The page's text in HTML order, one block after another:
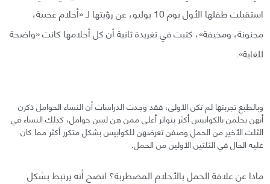
استقبلت طفلها الأول يوم 10 يوليو، عن رؤيتها لـ «أحلام عجيبة،
مجنونة، ومخيفة»، كتبت في تغريدة ثانية أن كل أحلامها كانت «واضحة
للغاية».
وبالطبع تجربتها لم تكن الأولى، فقد وجدت الدراسات أن النساء الحوامل ذكرن
أنهن يحلمن بالكوابيس أكثر بتواتر أعلى ممن هن لسن حوامل، كذلك النساء في
الثلث الأخير من الحمل وصفن تعرضهن للكوابيس بشكل متكرر أكثر مما كان
عليه الحال في الثلثين الأولين من الحمل.
ماذا عن علاقة الحمل بالأحلام المضطربة؟ اتضح أنه يرتبط بشكل